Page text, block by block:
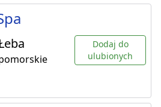
Dodaj do
ulubionych